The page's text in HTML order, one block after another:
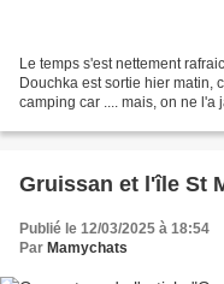
Le temps s'est nettement
Douchka est sortie hier matin,
camping car .... mais, on ne
Gruissan et l'île St
Publié le 12/03/2025 à 18:54
Par Mamychats